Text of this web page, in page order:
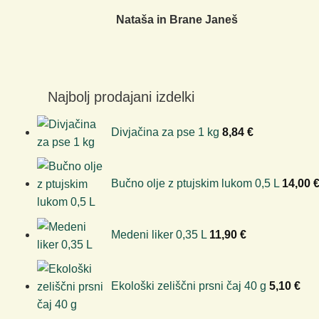
Nataša in Brane Janeš
Najbolj prodajani izdelki
Divjačina za pse 1 kg 8,84 €
Bučno olje z ptujskim lukom 0,5 L 14,00 €
Medeni liker 0,35 L 11,90 €
Ekološki zeliščni prsni čaj 40 g 5,10 €